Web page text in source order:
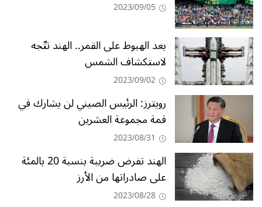
2023/09/05
بعد الهبوط على القمر.. الهند تتّجه
لاستكشاف الشمس
2023/09/02
رويترز: الرئيس الصيني لن يشارك في
قمة مجموعة العشرين
2023/08/31
الهند تفرض ضريبة بنسبة 20 بالمئة
على صادراتها من الأرز
2023/08/28